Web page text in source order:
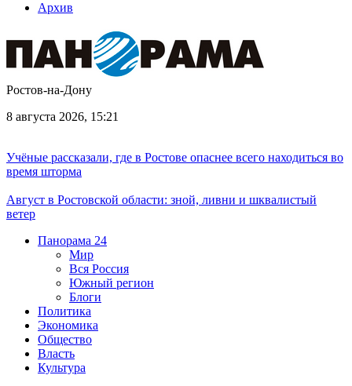
Архив
Ростов-на-Дону
8 августа 2026, 15:21
Учёные рассказали, где в Ростове опаснее всего находиться во
время шторма
Август в Ростовской области: зной, ливни и шквалистый
ветер
Панорама 24
Мир
Вся Россия
Южный регион
Блоги
Политика
Экономика
Общество
Власть
Культура